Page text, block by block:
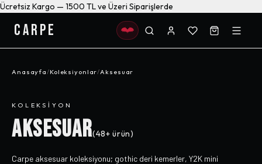
Ücretsiz Kargo — 1500 TL ve Üzeri Siparişlerde
CARPE
Anasayfa/Koleksiyonlar/Aksesuar
KOLEKSIYON
AKSESUAR(48+ ürün)
Carpe aksesuar koleksiyonu; gothic deri kemerler, Y2K mini